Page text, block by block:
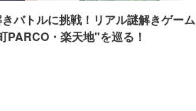
バトルに挑戦！リアル謎解きゲーム
PARCO・楽天地"を巡る！